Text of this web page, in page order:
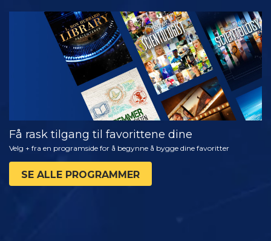
SE
UTFORSK
SERIEN
Få rask tilgang til favorittene dine
Velg + fra en programside for å begynne å bygge dine favoritter
SE ALLE PROGRAMMER